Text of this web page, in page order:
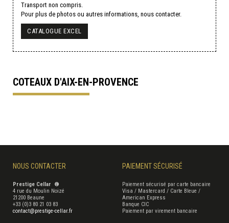
Transport non compris.
Pour plus de photos ou autres informations, nous contacter.
CATALOGUE EXCEL
COTEAUX D'AIX-EN-PROVENCE
NOUS CONTACTER
Prestige Cellar ®
4 rue du Moulin Noizé
21200 Beaune
+33 (0)3 80 21 03 83
contact@prestige-cellar.fr
PAIEMENT SÉCURISÉ
Paiement sécurisé par carte bancaire
Visa / Mastercard / Carte Bleue /
American Express
Banque CIC
Paiement par virement bancaire